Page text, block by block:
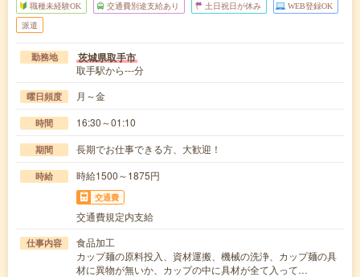
職種未経験OK 交通費別途支給あり 土日祝日が休み WEB登録OK
派遣
勤務地 茨城県取手市
取手駅から---分
曜日頻度 月～金
時間 16:30～01:10
期間 長期でお仕事できる方、大歓迎！
時給 時給1500～1875円
交通費
交通費規定内支給
仕事内容
食品加工
カップ麺の原料投入、資材運搬、機械の洗浄、カップ麺の具
材に異物が無いか、カップの中に具材が全て入って…